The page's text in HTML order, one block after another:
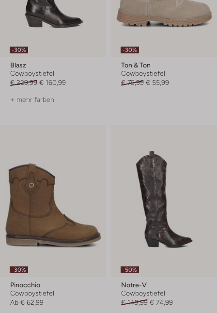
-30%
Blasz
Cowboystiefel
€ 229,99 € 160,99
+ mehr farben
-30%
Ton & Ton
Cowboystiefel
€ 79,99 € 55,99
-30%
Pinocchio
Cowboystiefel
Ab € 62,99
-50%
Notre-V
Cowboystiefel
€ 149,99 € 74,99